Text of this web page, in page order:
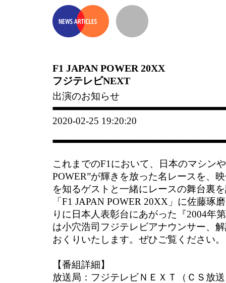
F1 JAPAN POWER 20XX
フジテレビNEXT
出演のお知らせ
2020-02-25 19:20:20
これまでのF1において、日本のマシン
POWER”が輝きを放った名レースを、
を知るゲストと一緒にレースの舞台裏
「F1 JAPAN POWER 20XX」に佐藤琢
りに日本人表彰台にあがった『2004年
は小穴浩司フジテレビアナウンサー、
おくりいたします。ぜひご覧ください。
【番組詳細】
放送局：フジテレビＮＥＸＴ（ＣＳ放